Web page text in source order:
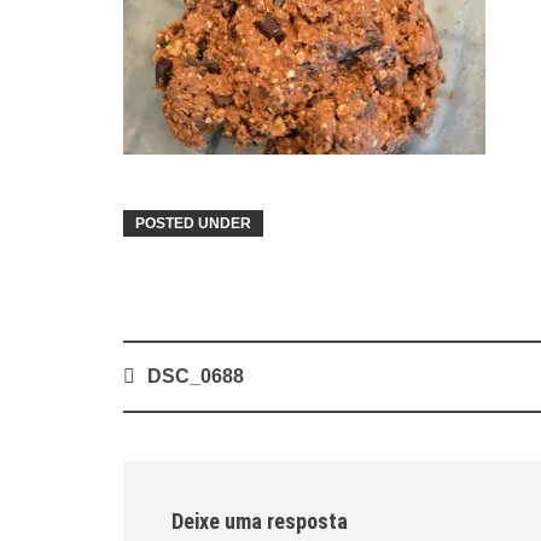
POSTED UNDER
PostDSC_0688
Deixe uma resposta